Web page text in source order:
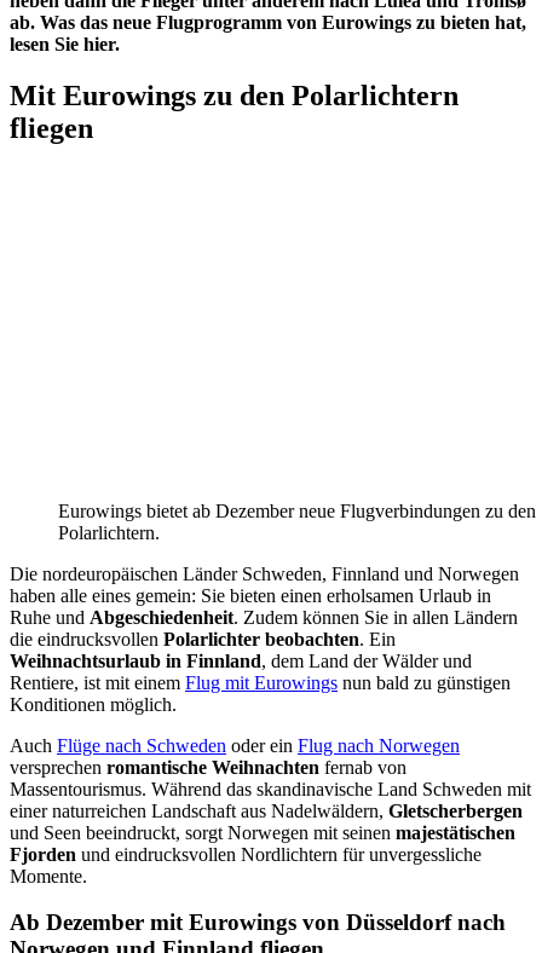
ab. Was das neue Flugprogramm von Eurowings zu bieten hat,
lesen Sie hier.
Mit Eurowings zu den Polarlichtern
fliegen
Eurowings bietet ab Dezember neue Flugverbindungen zu den
Polarlichtern.
Die nordeuropäischen Länder Schweden, Finnland und Norwegen
haben alle eines gemein: Sie bieten einen erholsamen Urlaub in
Ruhe und Abgeschiedenheit. Zudem können Sie in allen Ländern
die eindrucksvollen Polarlichter beobachten. Ein
Weihnachtsurlaub in Finnland, dem Land der Wälder und
Rentiere, ist mit einem Flug mit Eurowings nun bald zu günstigen
Konditionen möglich.
Auch Flüge nach Schweden oder ein Flug nach Norwegen
versprechen romantische Weihnachten fernab von
Massentourismus. Während das skandinavische Land Schweden mit
einer naturreichen Landschaft aus Nadelwäldern, Gletscherbergen
und Seen beeindruckt, sorgt Norwegen mit seinen majestätischen
Fjorden und eindrucksvollen Nordlichtern für unvergessliche
Momente.
Ab Dezember mit Eurowings von Düsseldorf nach